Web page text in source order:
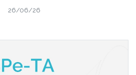
26/06/26